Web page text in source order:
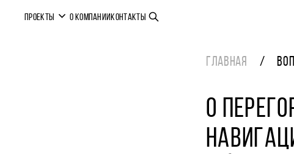
ПРОЕКТЫ О КОМПАНИИКОНТАКТЫ
ГЛАВНАЯ
О